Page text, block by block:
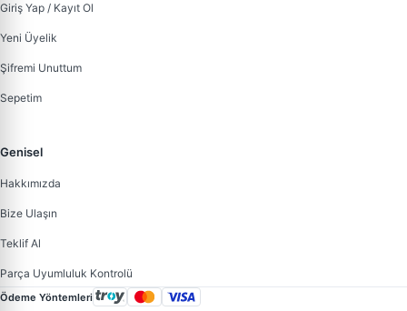
Giriş Yap / Kayıt Ol
Yeni Üyelik
Şifremi Unuttum
Sepetim
Genisel
Hakkımızda
Bize Ulaşın
Teklif Al
Parça Uyumluluk Kontrolü
Ödeme Yöntemleri